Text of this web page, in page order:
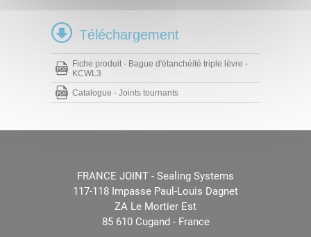
Téléchargement
Fiche produit - Bague d'étanchéité triple lèvre -
KCWL3
Catalogue - Joints tournants
FRANCE JOINT - Sealing Systems
117-118 Impasse Paul-Louis Dagnet
ZA Le Mortier Est
85 610 Cugand - France